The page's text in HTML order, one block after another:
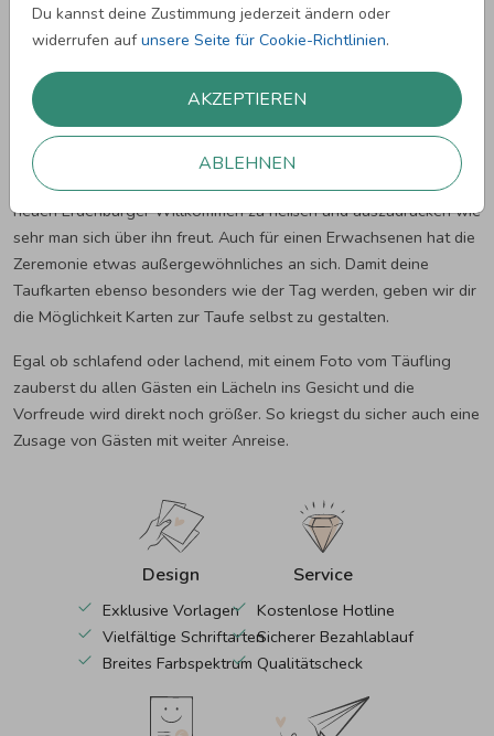
Du kannst deine Zustimmung jederzeit ändern oder
widerrufen aufunsere Seite für Cookie-Richtlinien.
AKZEPTIEREN
ABLEHNEN
Adressaufkleber Taufe
Taufkarten gestalten und Freude teilen
Die Taufe eines Kindes ist ein wunderschöner Anlass einen
neuen Erdenbürger Willkommen zu heißen und auszudrücken wie
sehr man sich über ihn freut. Auch für einen Erwachsenen hat die
Zeremonie etwas außergewöhnliches an sich. Damit deine
Taufkarten ebenso besonders wie der Tag werden, geben wir dir
die Möglichkeit Karten zur Taufe selbst zu gestalten.
Egal ob schlafend oder lachend, mit einem Foto vom Täufling
zauberst du allen Gästen ein Lächeln ins Gesicht und die
Vorfreude wird direkt noch größer. So kriegst du sicher auch eine
Zusage von Gästen mit weiter Anreise.
Design
Exklusive Vorlagen
Vielfältige Schriftarten
Breites Farbspektrum
Service
Kostenlose Hotline
Sicherer Bezahlablauf
Qualitätscheck